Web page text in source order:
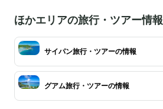
ほかエリアの旅行・ツアー情報
サイパン旅行・ツアーの情報
グアム旅行・ツアーの情報